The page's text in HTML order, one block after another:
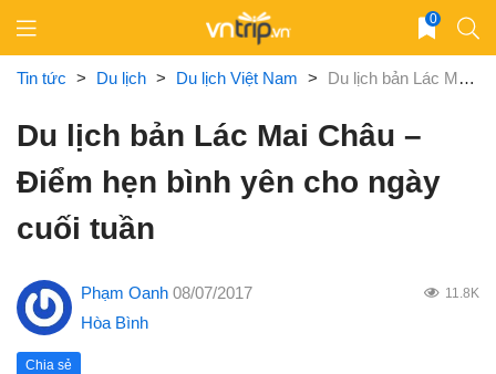
content
0
Tin tức > Du lịch > Du lịch Việt Nam > Du lịch bản Lác Mai Châu – Điểm hẹn bình yên cho ngày cuối tuần
Du lịch bản Lác Mai Châu –
Điểm hẹn bình yên cho ngày
cuối tuần
Phạm Oanh 08/07/2017 11.8K
Hòa Bình
Chia sẻ